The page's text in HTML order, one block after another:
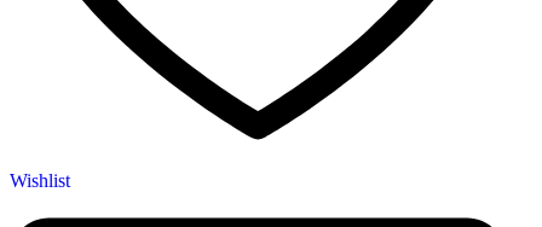
Wishlist